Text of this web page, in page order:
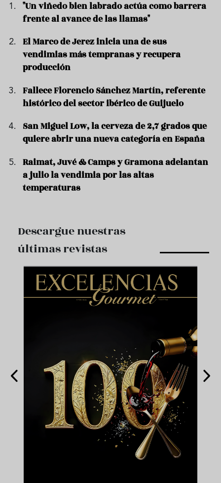
"Un viñedo bien labrado actúa como barrera
frente al avance de las llamas"
El Marco de Jerez inicia una de sus
vendimias más tempranas y recupera
producción
Fallece Florencio Sánchez Martín, referente
histórico del sector ibérico de Guijuelo
San Miguel Low, la cerveza de 2,7 grados que
quiere abrir una nueva categoría en España
Raimat, Juvé & Camps y Gramona adelantan
a julio la vendimia por las altas
temperaturas
Descargue nuestras
últimas revistas